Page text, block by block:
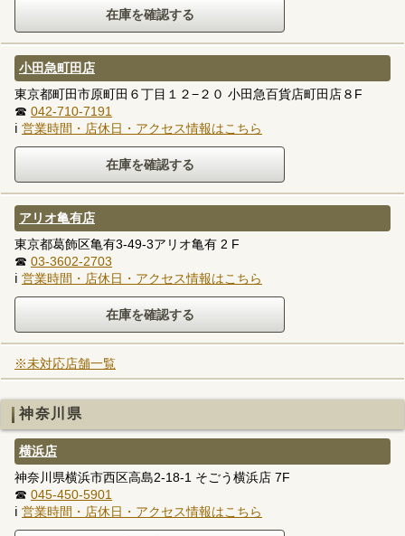
小田急町田店
東京都町田市原町田６丁目１２−２０ 小田急百貨店町田店８F
☎ 042-710-7191
ℹ 営業時間・店休日・アクセス情報はこちら
アリオ亀有店
東京都葛飾区亀有3-49-3アリオ亀有 2 F
☎ 03-3602-2703
ℹ 営業時間・店休日・アクセス情報はこちら
※未対応店舗一覧
神奈川県
横浜店
神奈川県横浜市西区高島2-18-1 そごう横浜店 7F
☎ 045-450-5901
ℹ 営業時間・店休日・アクセス情報はこちら